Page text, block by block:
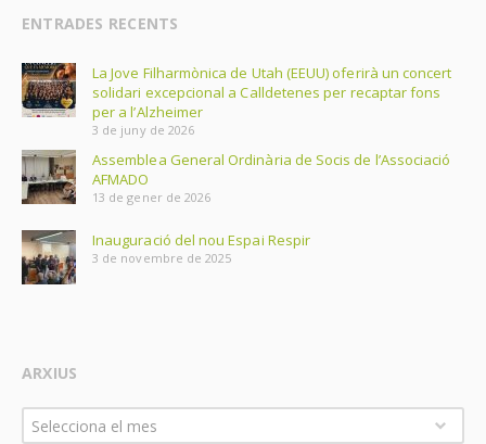
ENTRADES RECENTS
La Jove Filharmònica de Utah (EEUU) oferirà un concert
solidari excepcional a Calldetenes per recaptar fons
per a l’Alzheimer
3 de juny de 2026
Assemblea General Ordinària de Socis de l’Associació
AFMADO
13 de gener de 2026
Inauguració del nou Espai Respir
3 de novembre de 2025
ARXIUS
Arxius
Selecciona el mes